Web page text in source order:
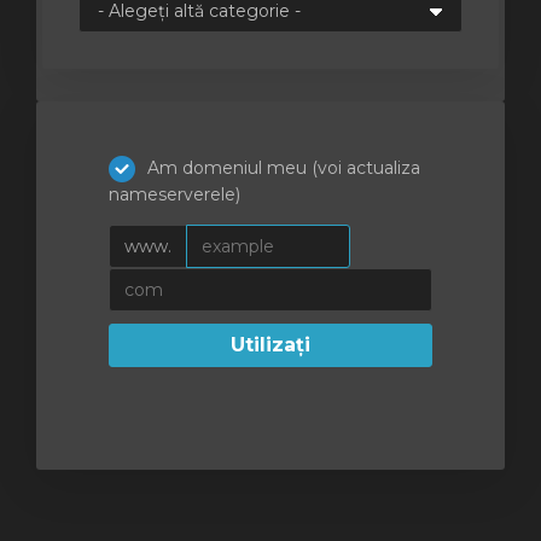
Am domeniul meu (voi actualiza
nameserverele)
www.
Utilizați